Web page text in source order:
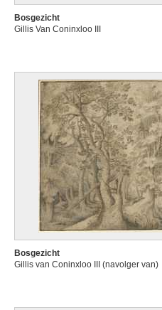
Bosgezicht
Gillis Van Coninxloo III
Bosgezicht
Gillis van Coninxloo III (navolger van)